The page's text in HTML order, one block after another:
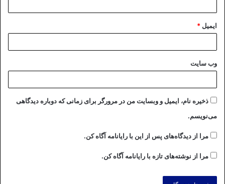
ایمیل *
وب‌ سایت
ذخیره نام، ایمیل و وبسایت من در مرورگر برای زمانی که دوباره دیدگاهی
می‌نویسم.
مرا از دیدگاه‌های پس از این با رایانامه آگاه کن.
مرا از نوشته‌های تازه با رایانامه آگاه کن.